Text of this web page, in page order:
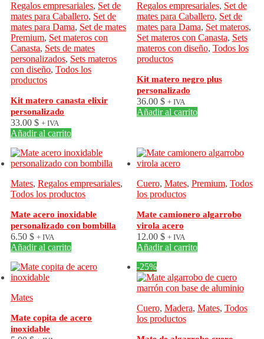
Regalos empresariales, Set de
mates para Caballero, Set de
mates para Dama, Set de mates
Premium, Set materos con
Canasta, Sets de mates
personalizados, Sets materos
con diseño, Todos los
productos
Kit matero canasta elixir
personalizado
33.00 $ + IVA
Añadir al carrito
Regalos empresariales, Set de
mates para Caballero, Set de
mates para Dama, Set materos,
Set materos con Canasta, Sets
materos con diseño, Todos los
productos
Kit matero negro plus
personalizado
36.00 $ + IVA
Añadir al carrito
Mates, Regalos empresariales,
Todos los productos
Mate acero inoxidable
personalizado con bombilla
6.50 $ + IVA
Añadir al carrito
Cuero, Mates, Premium, Todos
los productos
Mate camionero algarrobo
virola acero
12.00 $ + IVA
Añadir al carrito
Mates
Mate copita de acero
inoxidable
-25%
Cuero, Madera, Mates, Todos
los productos